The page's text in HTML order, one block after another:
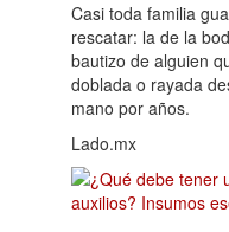
Casi toda familia
rescatar: la de la
bautizo de alguien
doblada o rayada
mano por años.
Lado.mx